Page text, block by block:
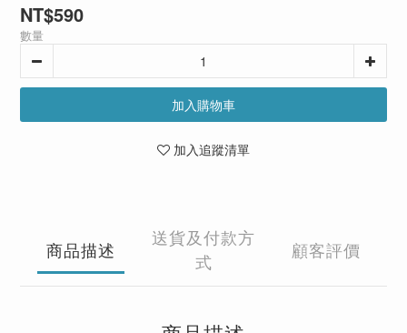
NT$590
數量
加入購物車
加入追蹤清單
商品描述
送貨及付款方
式
顧客評價